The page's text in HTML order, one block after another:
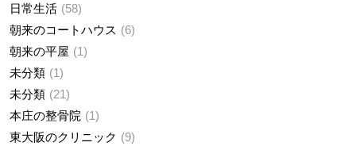
日常生活
58
朝来のコートハウス
6
朝来の平屋
1
未分類
1
未分類
21
本庄の整骨院
1
東大阪のクリニック
9